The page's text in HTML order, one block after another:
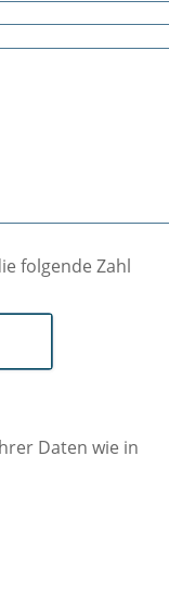
folgende Zahl
Daten wie in